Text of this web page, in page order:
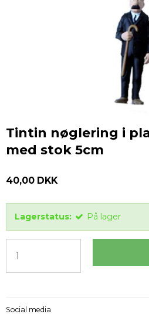
Tintin nøglering i
med stok 5cm
40,00 DKK
Lagerstatus: På lager
Social media